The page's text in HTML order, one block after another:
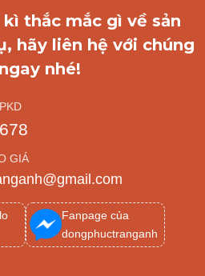
thắc mắc gì về sản
hãy liên hệ với chúng
nhé!
GIÁ
Fanpage của
dongphuctranganh